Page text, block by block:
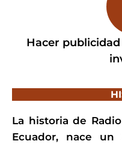
Hacer
La historia de
Ecuador, nace un